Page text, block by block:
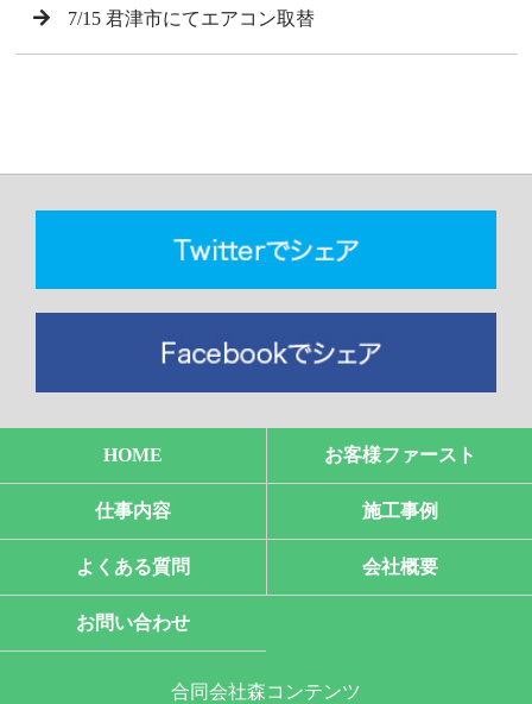
7/15 君津市にてエアコン取替
HOME お客様ファースト
仕事内容 施工事例
よくある質問 会社概要
お問い合わせ
合同会社森コンテンツ